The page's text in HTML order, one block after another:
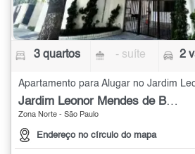
3 quartos - suíte 2
Jardim Leonor Mendes de Barros
Zona Norte - São Paulo
Endereço no círculo do mapa